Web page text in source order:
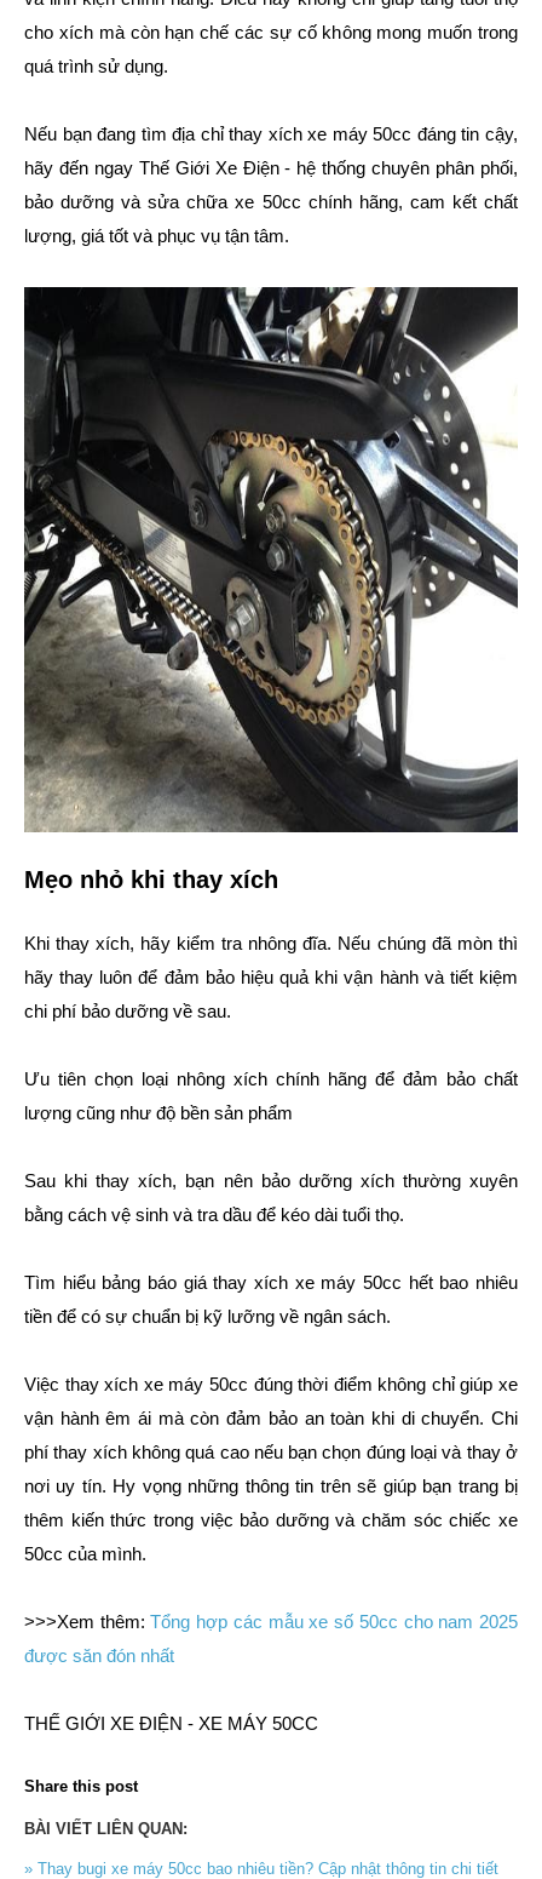
cho xích mà còn hạn chế các sự cố không mong muốn trong
quá trình sử dụng.
Nếu bạn đang tìm địa chỉ thay xích xe máy 50cc đáng tin cậy,
hãy đến ngay Thế Giới Xe Điện - hệ thống chuyên phân phối,
bảo dưỡng và sửa chữa xe 50cc chính hãng, cam kết chất
lượng, giá tốt và phục vụ tận tâm.
Mẹo nhỏ khi thay xích
Khi thay xích, hãy kiểm tra nhông đĩa. Nếu chúng đã mòn thì
hãy thay luôn để đảm bảo hiệu quả khi vận hành và tiết kiệm
chi phí bảo dưỡng về sau.
Ưu tiên chọn loại nhông xích chính hãng để đảm bảo chất
lượng cũng như độ bền sản phẩm
Sau khi thay xích, bạn nên bảo dưỡng xích thường xuyên
bằng cách vệ sinh và tra dầu để kéo dài tuổi thọ.
Tìm hiểu bảng báo giá thay xích xe máy 50cc hết bao nhiêu
tiền để có sự chuẩn bị kỹ lưỡng về ngân sách.
Việc thay xích xe máy 50cc đúng thời điểm không chỉ giúp xe
vận hành êm ái mà còn đảm bảo an toàn khi di chuyển. Chi
phí thay xích không quá cao nếu bạn chọn đúng loại và thay ở
nơi uy tín. Hy vọng những thông tin trên sẽ giúp bạn trang bị
thêm kiến thức trong việc bảo dưỡng và chăm sóc chiếc xe
50cc của mình.
>>>Xem thêm:Tổng hợp các mẫu xe số 50cc cho nam 2025
được săn đón nhất
THẾ GIỚI XE ĐIỆN - XE MÁY 50CC
Share this post
BÀI VIẾT LIÊN QUAN:
» Thay bugi xe máy 50cc bao nhiêu tiền? Cập nhật thông tin chi tiết